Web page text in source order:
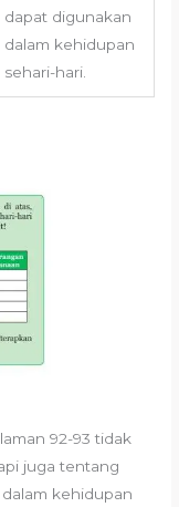
dapat digunakan
dalam kehidupan
sehari-hari.
92-93 tidak
juga tentang
kehidupan